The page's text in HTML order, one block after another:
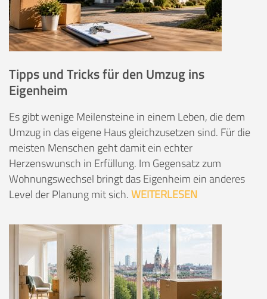
Tipps und Tricks für den Umzug ins
Eigenheim
Es gibt wenige Meilensteine in einem Leben, die dem
Umzug in das eigene Haus gleichzusetzen sind. Für die
meisten Menschen geht damit ein echter
Herzenswunsch in Erfüllung. Im Gegensatz zum
Wohnungswechsel bringt das Eigenheim ein anderes
Level der Planung mit sich.WEITERLESEN